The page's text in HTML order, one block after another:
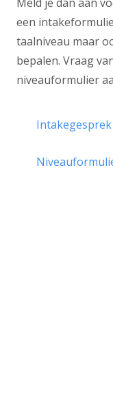
een
taalniveau maar
bepalen. Vraag
niveauformulier